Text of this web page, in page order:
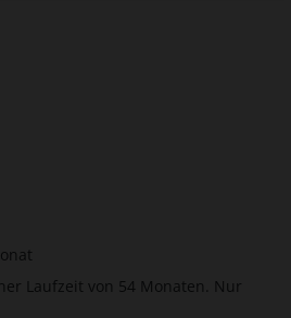
Laufzeit von 54 Monaten. Nur